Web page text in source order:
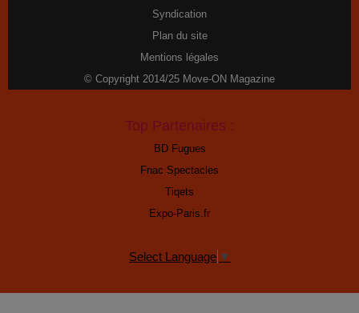
Syndication
Plan du site
Mentions légales
© Copyright 2014/25 Move-ON Magazine
BD Fugues
Fnac Spectacles
Tiqets
Expo-Paris.fr
Select Language ▼